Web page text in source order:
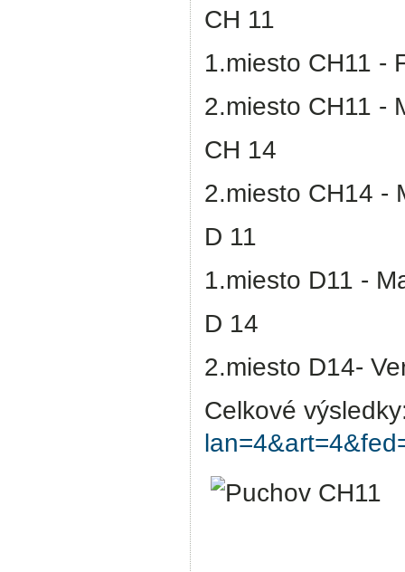
CH 11
1.miesto CH11 -
2.miesto CH11 -
CH 14
2.miesto CH14 -
D 11
1.miesto D11 -
D 14
2.miesto D14-
Celkové